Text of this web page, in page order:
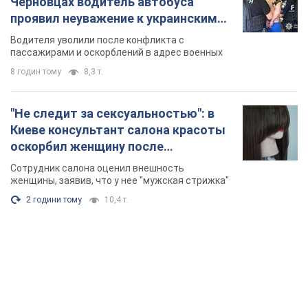
проявил неуважение к украинским
военным и поплатился за это.
Видео
Водителя уволили после конфликта с
пассажирами и оскорблений в адрес военных
8 годин тому 8,3 т.
"Не следит за сексуальностью": в
Киеве консультант салона красоты
оскорбил женщину после
химиотерапии, разгорелся скандал.
Фото
Сотрудник салона оценил внешность
женщины, заявив, что у нее "мужская стрижка"
2 години тому 10,4 т.